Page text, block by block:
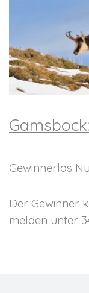
Gamsbock:
Gewinnerlos
Der Gewinner
melden unter